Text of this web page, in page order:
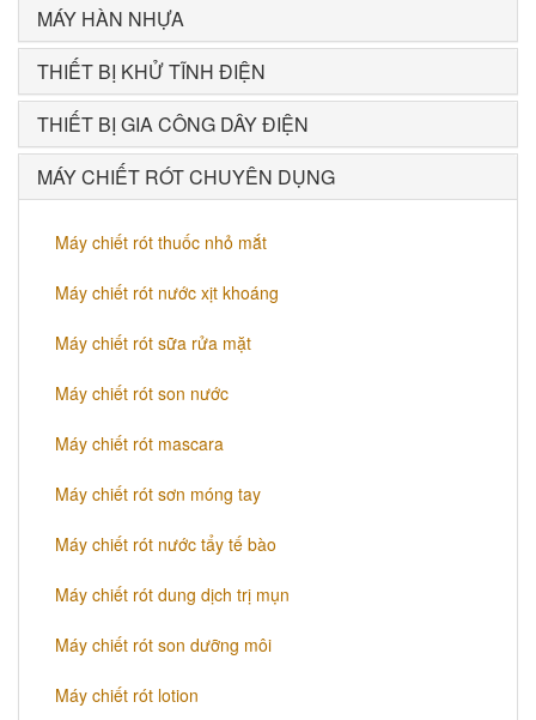
MÁY HÀN NHỰA
THIẾT BỊ KHỬ TĨNH ĐIỆN
THIẾT BỊ GIA CÔNG DÂY ĐIỆN
MÁY CHIẾT RÓT CHUYÊN DỤNG
Máy chiết rót thuốc nhỏ mắt
Máy chiết rót nước xịt khoáng
Máy chiết rót sữa rửa mặt
Máy chiết rót son nước
Máy chiết rót mascara
Máy chiết rót sơn móng tay
Máy chiết rót nước tẩy tế bào
Máy chiết rót dung dịch trị mụn
Máy chiết rót son dưỡng môi
Máy chiết rót lotion